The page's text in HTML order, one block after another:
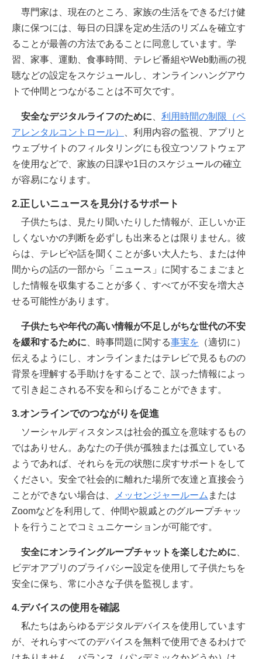
専門家は、現在のところ、家族の生活をできるだけ健
康に保つには、毎日の日課を定め生活のリズムを確立す
ることが最善の方法であることに同意しています。学
習、家事、運動、食事時間、テレビ番組やWeb動画の視
聴などの設定をスケジュールし、オンラインハングアウ
トで仲間とつながることは不可欠です。
安全なデジタルライフのために
利用時間の制限（ペ
アレンタルコントロール）
、利用内容の監視、アプリと
ウェブサイトのフィルタリングにも役立つソフトウェア
を使用などで、家族の日課や1日のスケジュールの確立
が容易になります。
2.正しいニュースを見分けるサポート
子供たちは、見たり聞いたりした情報が、正しいか正
しくないかの判断を必ずしも出来るとは限りません。彼
らは、テレビや話を聞くことが多い大人たち、または仲
間からの話の一部から「ニュース」に関するこまごまと
した情報を収集することが多く、すべてが不安を増大さ
せる可能性があります。
子供たちや年代の高い情報が不足しがちな世代の不安
を緩和するために 、時事問題に関する事実を （適切に）
伝えるようにし、オンラインまたはテレビで見るものの
背景を理解する手助けをすることで、誤った情報によっ
て引き起こされる不安を和らげることができます。
3.オンラインでのつながりを促進
ソーシャルディスタンスは社会的孤立を意味するもの
ではありせん。あなたの子供が孤独または孤立している
ようであれば、それらを元の状態に戻すサポートをして
ください。安全で社会的に離れた場所で友達と直接会う
ことができない場合は、
メッセンジャールーム または
Zoomなどを利用して、仲間や親戚とのグループチャッ
トを行うことでコミュニケーションが可能です。
安全にオンライングループチャットを楽しむために
ビデオアプリのプライバシー設定を使用して子供たちを
安全に保ち、常に小さな子供を監視します。
4.デバイスの使用を確認
私たちはあらゆるデジタルデバイスを使用しています
が、それらすべてのデバイスを無料で使用できるわけで